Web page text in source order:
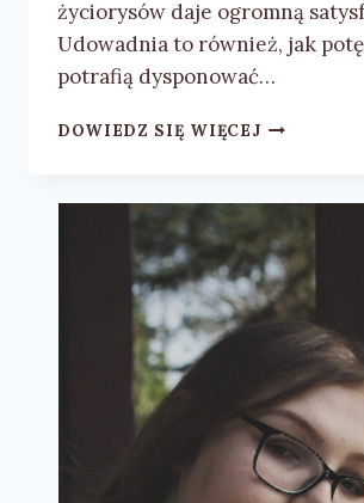
życiorysów daje ogromną
Udowadnia to również, jak
potrafią dysponować…
DOWIEDZ SIĘ WIĘCEJJOANNA
ELIZABETH
B.
WHITE
„FAŁSZYWA
HRABINA”
RECENZJA